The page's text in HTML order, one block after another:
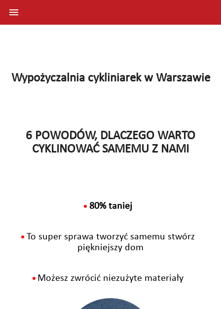

Wypożyczalnia cykliniarek w Warszawie
6 POWODÓW, DLACZEGO WARTO
CYKLINOWAĆ SAMEMU Z NAMI
• 80% taniej
• To super sprawa tworzyć samemu stwórz
piękniejszy dom
• Możesz zwrócić niezużyte materiały